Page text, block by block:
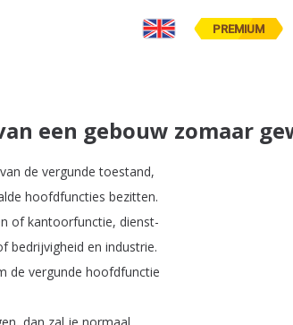
PREMIUM
een gebouw zomaar
van de vergunde toestand,
hoofdfuncties bezitten.
of kantoorfunctie, dienst-
bedrijvigheid en industrie.
de vergunde hoofdfunctie